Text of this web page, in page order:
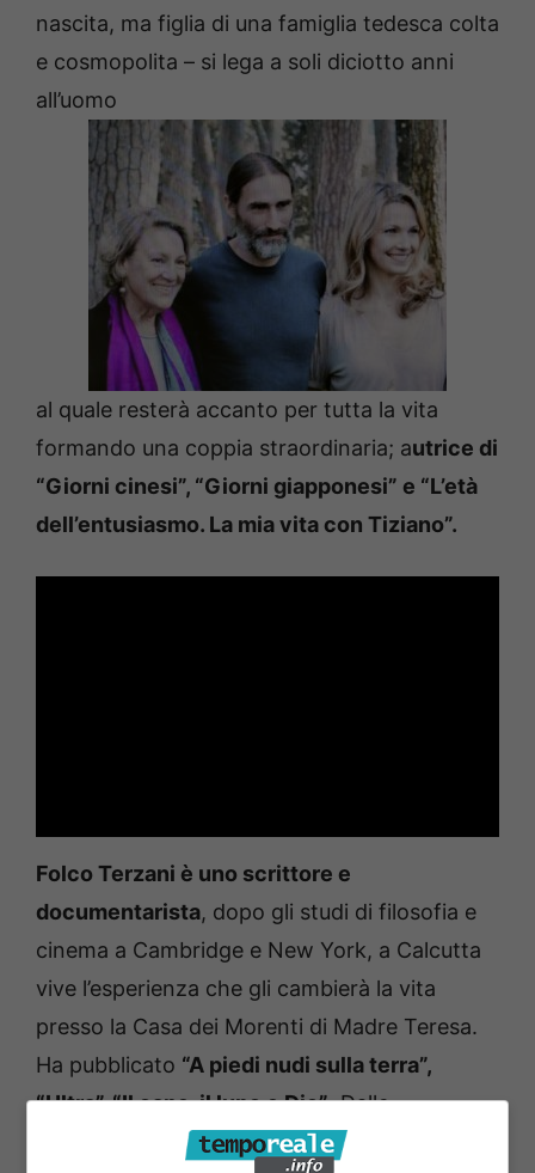
nascita, ma figlia di una famiglia tedesca colta
e cosmopolita – si lega a soli diciotto anni
all’uomo
al quale resterà accanto per tutta la vita
formando una coppia straordinaria; autrice di
“Giorni cinesi”, “Giorni giapponesi” e “L’età
dell’entusiasmo. La mia vita con Tiziano”.
Folco Terzani è uno scrittore e
documentarista, dopo gli studi di filosofia e
cinema a Cambridge e New York, a Calcutta
vive l’esperienza che gli cambierà la vita
presso la Casa dei Morenti di Madre Teresa.
Ha pubblicato “A piedi nudi sulla terra”,
“Ultra”, “Il cane, il lupo e Dio”. Dalle
conversazioni con il padre Tiziano è nato il